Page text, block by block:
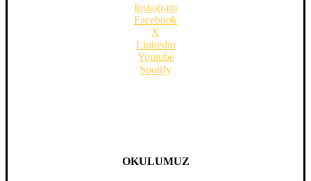
Instagram
Facebook
X
Linkedin
Youtube
Spotify
OKULUMUZ